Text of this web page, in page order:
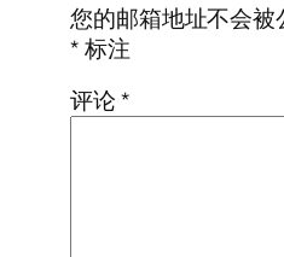
您的邮箱地址不会被
*标注
评论*